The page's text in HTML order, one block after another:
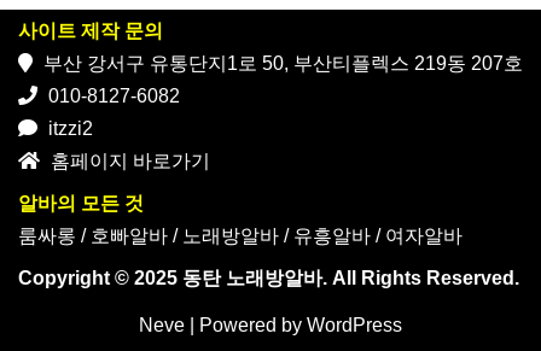
사이트 제작 문의
부산 강서구 유통단지1로 50, 부산티플렉스 219동 207호
010-8127-6082
itzzi2
홈페이지 바로가기
알바의 모든 것
룸싸롱 / 호빠알바 / 노래방알바 / 유흥알바 / 여자알바
Copyright © 2025 동탄 노래방알바. All Rights Reserved.
Neve | Powered by WordPress